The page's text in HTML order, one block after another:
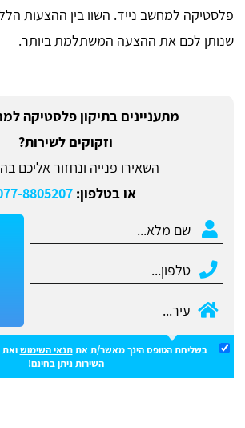
פלסטיקה למחשב נייד. השוו בין ההצעות
שנותן לכם את ההצעה המשתלמת ביותר.
מתעניינים בתיקון פלסטיקה
וזקוקים לשירות?
השאירו פנייה ונחזור אליכם
או בטלפון:8805207
בשליחת הטופס הינך מאשר/ת אתתנאי השימושואת
השירות ניתן בחינם!